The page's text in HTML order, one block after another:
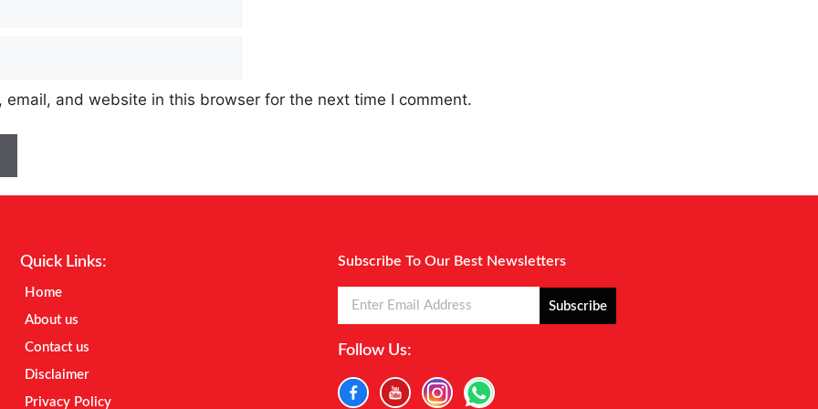
email, and website in this browser for the next time I comment.
Quick Links:
Home
About us
Contact us
Disclaimer
Privacy Policy
Subscribe To Our Best Newsletters
Subscribe
Follow Us: